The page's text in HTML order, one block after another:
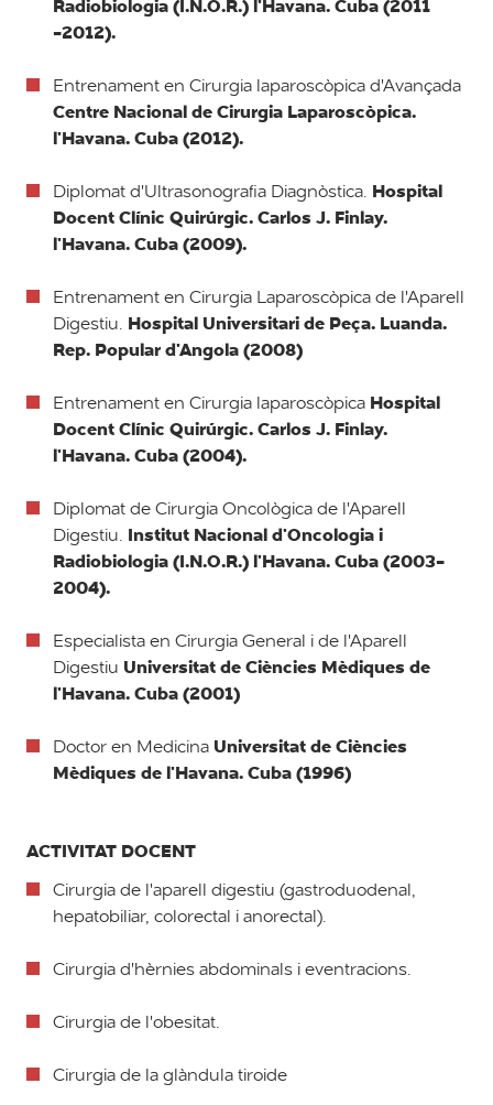
Radiobiologia (I.N.O.R.) l'Havana. Cuba (2011
-2012).
Entrenament en Cirurgia laparoscòpica d'Avançada
Centre Nacional de Cirurgia Laparoscòpica.
l'Havana. Cuba (2012).
Diplomat d'Ultrasonografia Diagnòstica. Hospital
Docent Clínic Quirúrgic. Carlos J. Finlay.
l'Havana. Cuba (2009).
Entrenament en Cirurgia Laparoscòpica de l'Aparell
Digestiu. Hospital Universitari de Peça. Luanda.
Rep. Popular d'Angola (2008)
Entrenament en Cirurgia laparoscòpica Hospital
Docent Clínic Quirúrgic. Carlos J. Finlay.
l'Havana. Cuba (2004).
Diplomat de Cirurgia Oncològica de l'Aparell
Digestiu. Institut Nacional d'Oncologia i
Radiobiologia (I.N.O.R.) l'Havana. Cuba (2003-
2004).
Especialista en Cirurgia General i de l'Aparell
Digestiu Universitat de Ciències Mèdiques de
l'Havana. Cuba (2001)
Doctor en Medicina Universitat de Ciències
Mèdiques de l'Havana. Cuba (1996)
ACTIVITAT DOCENT
Cirurgia de l'aparell digestiu (gastroduodenal,
hepatobiliar, colorectal i anorectal).
Cirurgia d'hèrnies abdominals i eventracions.
Cirurgia de l'obesitat.
Cirurgia de la glàndula tiroide